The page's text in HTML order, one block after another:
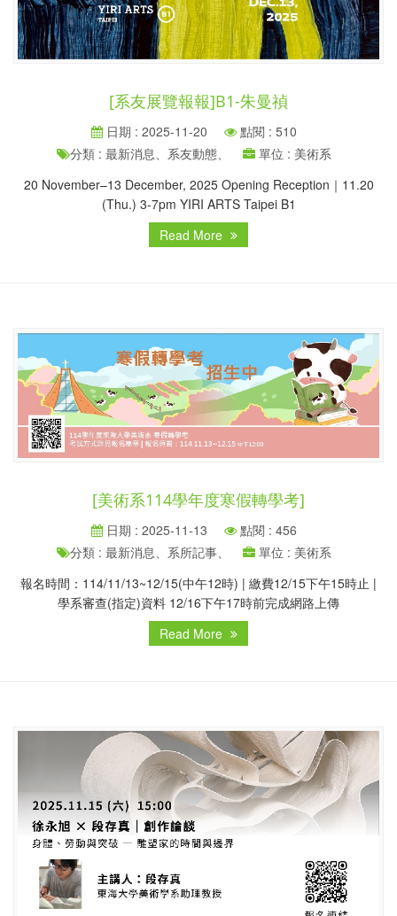
[系友展覽報報]B1-朱曼禎
日期 : 2025-11-20
點閱 : 510
分類 : 最新消息、系友動態、
單位 : 美術系
20 November–13 December, 2025 Opening Reception｜11.20
(Thu.) 3-7pm YIRI ARTS Taipei B1
Read More
[美術系114學年度寒假轉學考]
日期 : 2025-11-13
點閱 : 456
分類 : 最新消息、系所記事、
單位 : 美術系
報名時間：114/11/13~12/15(中午12時) | 繳費12/15下午15時止 |
學系審查(指定)資料 12/16下午17時前完成網路上傳
Read More